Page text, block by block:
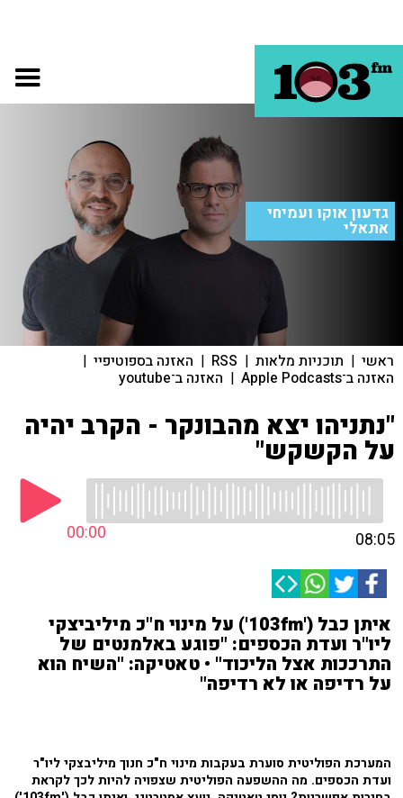
גדעון אוקו ועמיחי
אתאלי
ראשי | תוכניות מלאות |
RSS
| האזנה בספוטיפיי |
האזנה ב־Apple Podcasts | האזנה ב־youtube
"נתניהו יצא מהבונקר - הקרב יהיה
על הקשקש"
00:00 08:05
איתן כבל ('103fm') על מינוי ח"כ מיליביצקי
ליו"ר ועדת הכספים: "פוגע באלמנטים של
התרככות אצל הליכוד" • טאטיקה: "השיח הוא
על רדיפה או לא רדיפה"
המערכת הפוליטית סוערת בעקבות מינוי ח"כ חנוך מיליבצקי ליו"ר
ועדת הכספים. מה ההשפעה הפוליטית שצפויה להיות לכך לקראת